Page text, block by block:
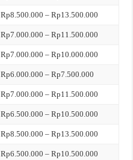
Rp8.500.000 – Rp13.500.000
Rp7.000.000 – Rp11.500.000
Rp7.000.000 – Rp10.000.000
Rp6.000.000 – Rp7.500.000
Rp7.000.000 – Rp11.500.000
Rp6.500.000 – Rp10.500.000
Rp8.500.000 – Rp13.500.000
Rp6.500.000 – Rp10.500.000